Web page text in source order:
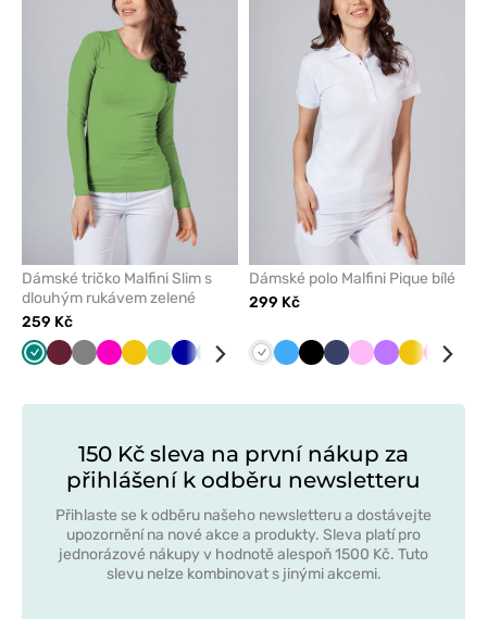
Dámské tričko Malfini Slim s
dlouhým rukávem zelené
259 Kč
ZelenáTřešňová
ŠedáMalinová
ŽlutáMátováTmavěKaraibsky
Námořnická
ČervenáModráČernáBílá
Dámské polo Malfini Pique bílé
299 Kč
Bílá Lazurová
ČernáNámořnická
RůžováFialováŽlutá
150 Kč sleva na první nákup za
přihlášení k odběru newsletteru
Přihlaste se k odběru našeho newsletteru a dostávejte
upozornění na nové akce a produkty. Sleva platí pro
jednorázové nákupy v hodnotě alespoň 1500 Kč. Tuto
slevu nelze kombinovat s jinými akcemi.